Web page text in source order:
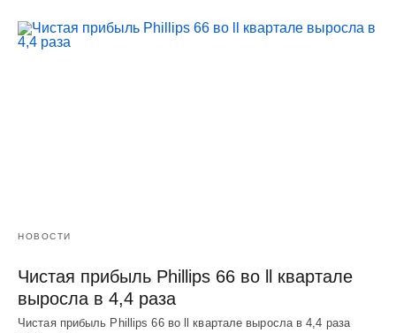
НОВОСТИ
Чистая прибыль Phillips 66 во ll квартале
выросла в 4,4 раза
Чистая прибыль Phillips 66 во ll квартале выросла в 4,4 раза